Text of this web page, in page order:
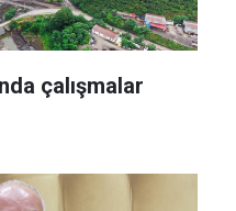
çalışmalar